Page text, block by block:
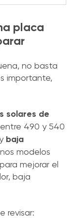
placa
no basta
importante,
solares de
490 y 540
y baja
modelos
mejorar el
baja
revisar: